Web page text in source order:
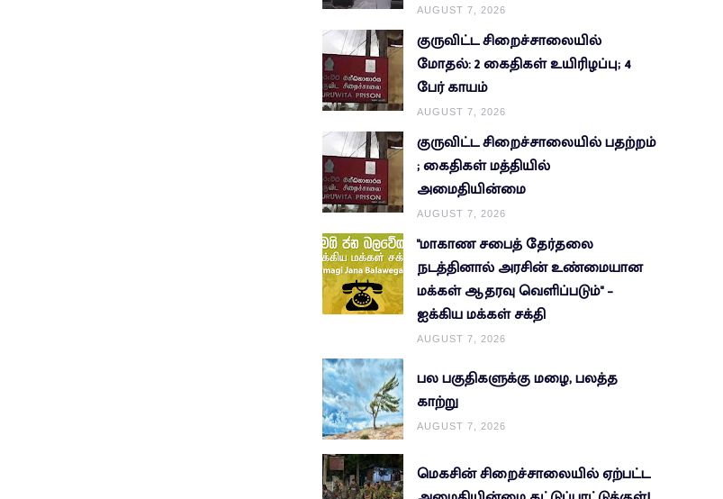
AUGUST 7, 2026
குருவிட்ட சிறைச்சாலையில்
மோதல்: 2 கைதிகள் உயிரிழப்பு; 4
பேர் காயம்
AUGUST 7, 2026
குருவிட்ட சிறைச்சாலையில் பதற்றம்
; கைதிகள் மத்தியில்
அமைதியின்மை
AUGUST 7, 2026
"மாகாண சபைத் தேர்தலை
நடத்தினால் அரசின் உண்மையான
மக்கள் ஆதரவு வெளிப்படும்" –
ஐக்கிய மக்கள் சக்தி
AUGUST 7, 2026
பல பகுதிகளுக்கு மழை, பலத்த
காற்று
AUGUST 7, 2026
மெகசின் சிறைச்சாலையில் ஏற்பட்ட